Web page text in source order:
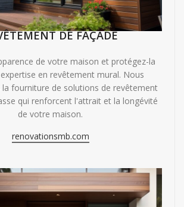
DE FAÇADE
de votre maison et protégez-la
en revêtement mural. Nous
la fourniture de solutions de revêtement
qui renforcent l'attrait et la longévité
de votre maison.
renovationsmb.com